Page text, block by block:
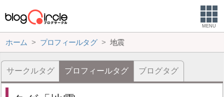
MENU
ホーム プロフィールタグ 地震
サークルタグ プロフィールタグ ブログタグ